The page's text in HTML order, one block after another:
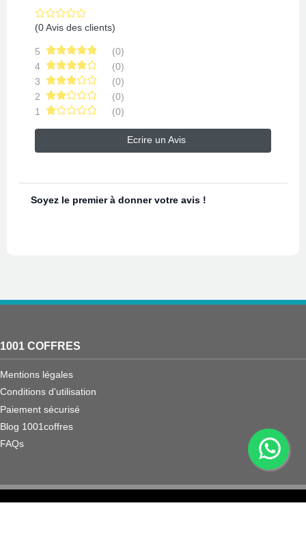
(0 Avis des clients)
5
(0)
4
(0)
3
(0)
2
(0)
1
(0)
Ecrire un Avis
Soyez le premier à donner votre avis !
1001 COFFRES
Mentions légales
Conditions d'utilisation
Paiement sécurisé
Blog 1001coffres
FAQs